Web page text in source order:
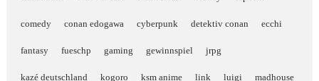
comedy conan edogawa cyberpunk detektiv conan ecchi
fantasy fueschp gaming gewinnspiel jrpg
kazé deutschland kogoro ksm anime link luigi madhouse